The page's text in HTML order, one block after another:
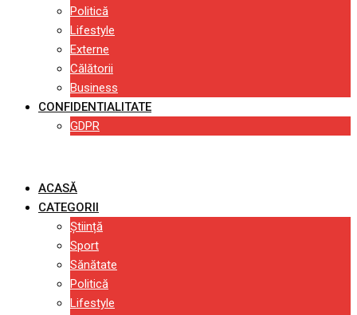
Politică
Lifestyle
Externe
Călătorii
Business
CONFIDENTIALITATE
GDPR
ACASĂ
CATEGORII
Știință
Sport
Sănătate
Politică
Lifestyle